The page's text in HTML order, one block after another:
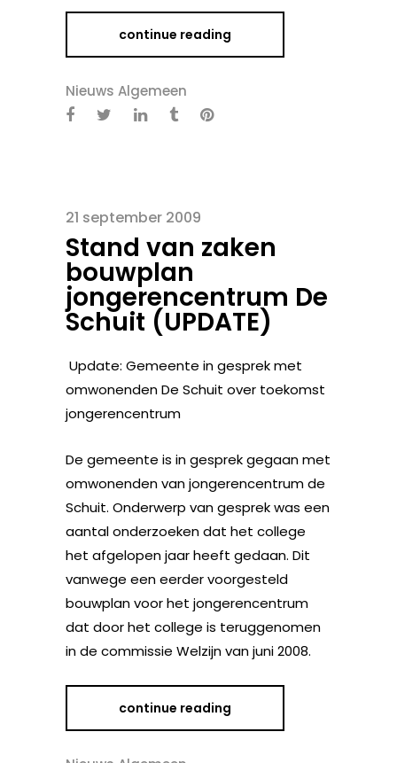
continue reading
Nieuws Algemeen
21 september 2009
Stand van zaken
bouwplan
jongerencentrum De
Schuit (UPDATE)
Update: Gemeente in gesprek met
omwonenden De Schuit over toekomst
jongerencentrum
De gemeente is in gesprek gegaan met
omwonenden van jongerencentrum de
Schuit. Onderwerp van gesprek was een
aantal onderzoeken dat het college
het afgelopen jaar heeft gedaan. Dit
vanwege een eerder voorgesteld
bouwplan voor het jongerencentrum
dat door het college is teruggenomen
in de commissie Welzijn van juni 2008.
continue reading